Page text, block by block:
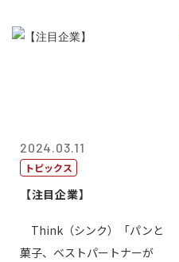
2024.03.11
トピックス
【注目企業】
Think（シンク）「パンと
菓子、ベストパートナーが